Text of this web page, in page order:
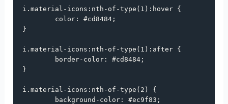
i .material-icons : nth-of-type ( 1 ): hover {
color : #cd8484 ;
}
i .material-icons : nth-of-type ( 1 ): after {
border-color : #cd8484 ;
}
i .material-icons : nth-of-type ( 2 ) {
background-color : #ec9f83 ;